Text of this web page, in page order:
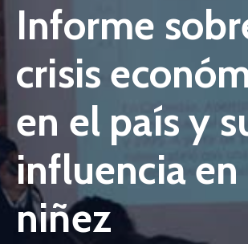
Documentos
Sé
De
Alianza
Participación
De
Niñez
Informe
crisis
en el país y
influencia en
niñez